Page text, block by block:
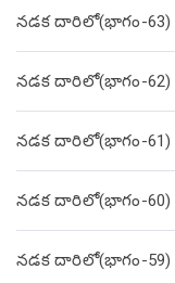
నడక దారిలో(భాగం-63)
నడక దారిలో(భాగం-62)
నడక దారిలో(భాగం-61)
నడక దారిలో(భాగం-60)
నడక దారిలో(భాగం-59)